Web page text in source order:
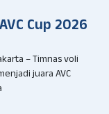
Cup 2026
– Timnas voli
juara AVC